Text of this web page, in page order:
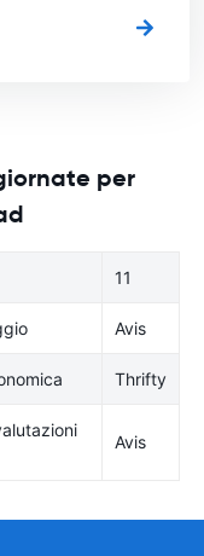
per
11
Avis
Thrifty
Avis